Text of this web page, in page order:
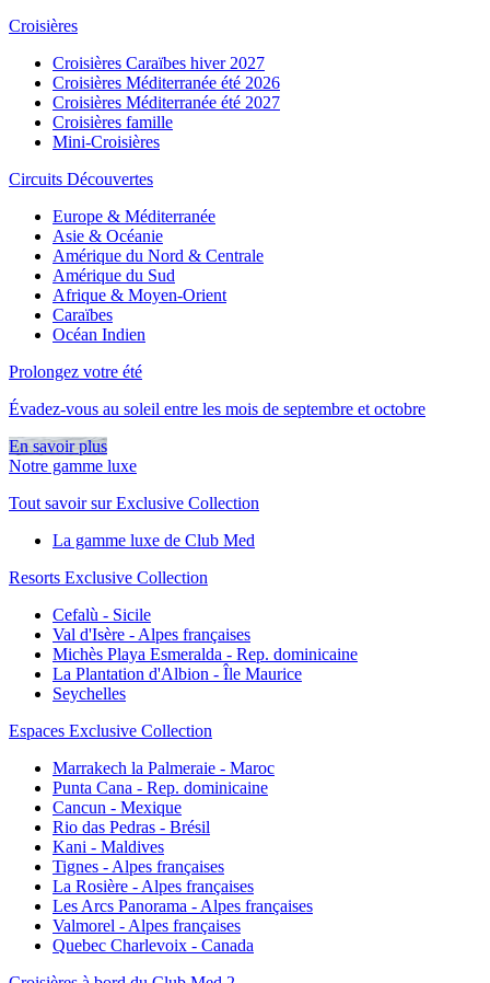
Croisières
Croisières Caraïbes hiver 2027
Croisières Méditerranée été 2026
Croisières Méditerranée été 2027
Croisières famille
Mini-Croisières
Circuits Découvertes
Europe & Méditerranée
Asie & Océanie
Amérique du Nord & Centrale
Amérique du Sud
Afrique & Moyen-Orient
Caraïbes
Océan Indien
Prolongez votre été
Évadez-vous au soleil entre les mois de septembre et octobre
En savoir plus
Notre gamme luxe
Tout savoir sur Exclusive Collection
La gamme luxe de Club Med
Resorts Exclusive Collection
Cefalù - Sicile
Val d'Isère - Alpes françaises
Michès Playa Esmeralda - Rep. dominicaine
La Plantation d'Albion - Île Maurice
Seychelles
Espaces Exclusive Collection
Marrakech la Palmeraie - Maroc
Punta Cana - Rep. dominicaine
Cancun - Mexique
Rio das Pedras - Brésil
Kani - Maldives
Tignes - Alpes françaises
La Rosière - Alpes françaises
Les Arcs Panorama - Alpes françaises
Valmorel - Alpes françaises
Quebec Charlevoix - Canada